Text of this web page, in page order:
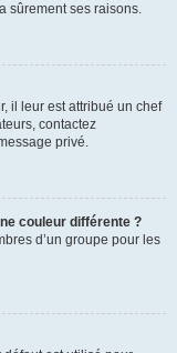
sûrement ses raisons.
il leur est attribué un chef
contactez
privé.
couleur différente ?
d’un groupe pour les